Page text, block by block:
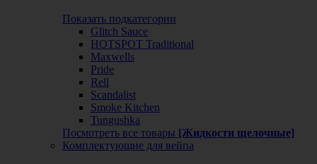
Показать подкатегории
Glitch Sauce
HOTSPOT Traditional
Maxwells
Pride
Rell
Scandalist
Smoke Kitchen
Tungushka
Посмотреть все товары [Жидкости щелочные]
Комплектующие для вейпа